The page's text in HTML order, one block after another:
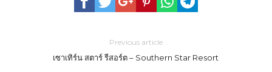
Previous article
เซาเทิร์น สตาร์ รีสอร์ต – Southern Star Resort